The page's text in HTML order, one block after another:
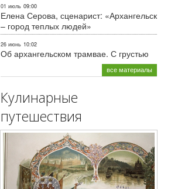
01 июль 09:00
Елена Серова, сценарист: «Архангельск
– город теплых людей»
26 июнь 10:02
Об архангельском трамвае. С грустью
все материалы
Кулинарные
путешествия